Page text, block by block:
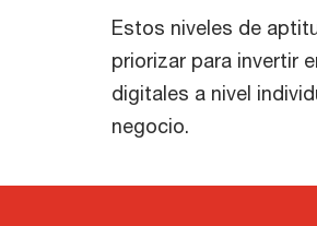
Estos niveles de
priorizar para invertir
digitales a nivel
negocio.